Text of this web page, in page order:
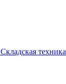
Складская техника